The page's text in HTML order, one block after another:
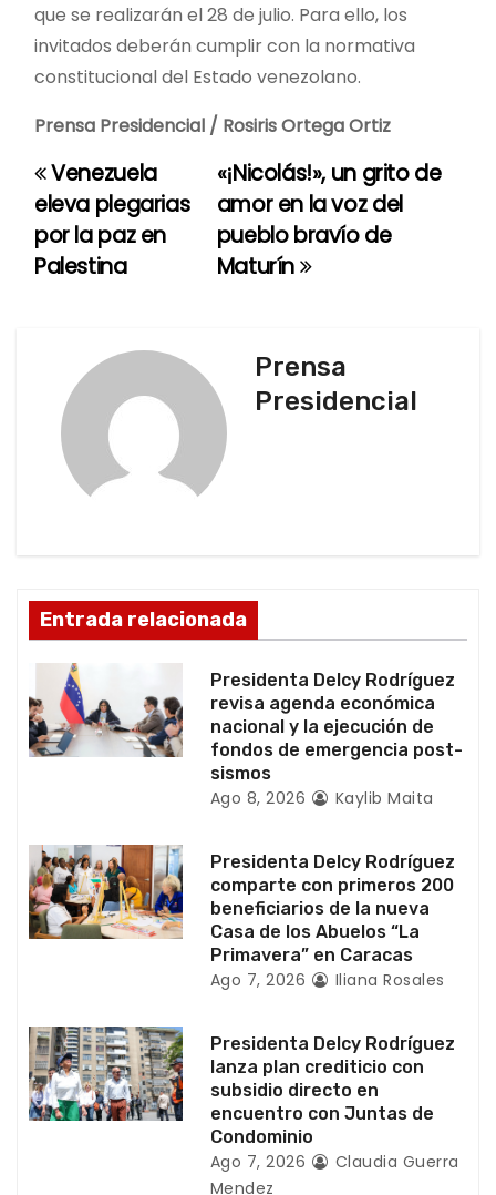
que se realizarán el 28 de julio. Para ello, los
invitados deberán cumplir con la normativa
constitucional del Estado venezolano.
Prensa Presidencial / Rosiris Ortega Ortiz
N
a
v
n
d
e
e
t
r
a
a
s
«¡Nicolás!», un grito de
amor en la voz del
pueblo bravío de
Maturín
Venezuela
eleva plegarias
por la paz en
Palestina
Prensa
Presidencial
Entrada relacionada
Presidenta Delcy Rodríguez
revisa agenda económica
nacional y la ejecución de
fondos de emergencia post-
sismos
Ago 8, 2026 Kaylib Maita
Presidenta Delcy Rodríguez
comparte con primeros 200
beneficiarios de la nueva
Casa de los Abuelos “La
Primavera” en Caracas
Ago 7, 2026 Iliana Rosales
Presidenta Delcy Rodríguez
lanza plan crediticio con
subsidio directo en
encuentro con Juntas de
Condominio
Ago 7, 2026
Claudia Guerra
Mendez